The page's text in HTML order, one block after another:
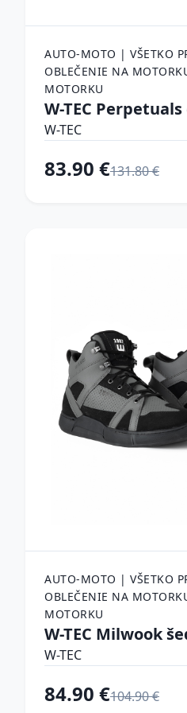
AUTO-MOTO | VŠETKO
OBLEČENIE NA
MOTORKU
W-TEC
W-TEC
83.90 €131.80 €
AUTO-MOTO | VŠETKO
OBLEČENIE NA
MOTORKU
W-TEC Milwook
W-TEC
84.90 €104.90 €